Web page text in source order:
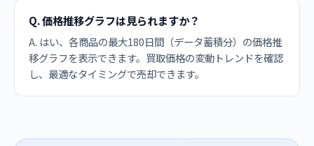
Q. 価格推移グラフは見られますか？
A. はい、各商品の最大180日間（データ蓄積分）の価格推
移グラフを表示できます。買取価格の変動トレンドを確認
し、最適なタイミングで売却できます。